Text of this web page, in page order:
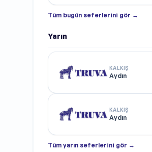
Tüm bugün seferlerini gör →
Yarın
KALKIŞ
Aydın
KALKIŞ
Aydın
Tüm yarın seferlerini gör →